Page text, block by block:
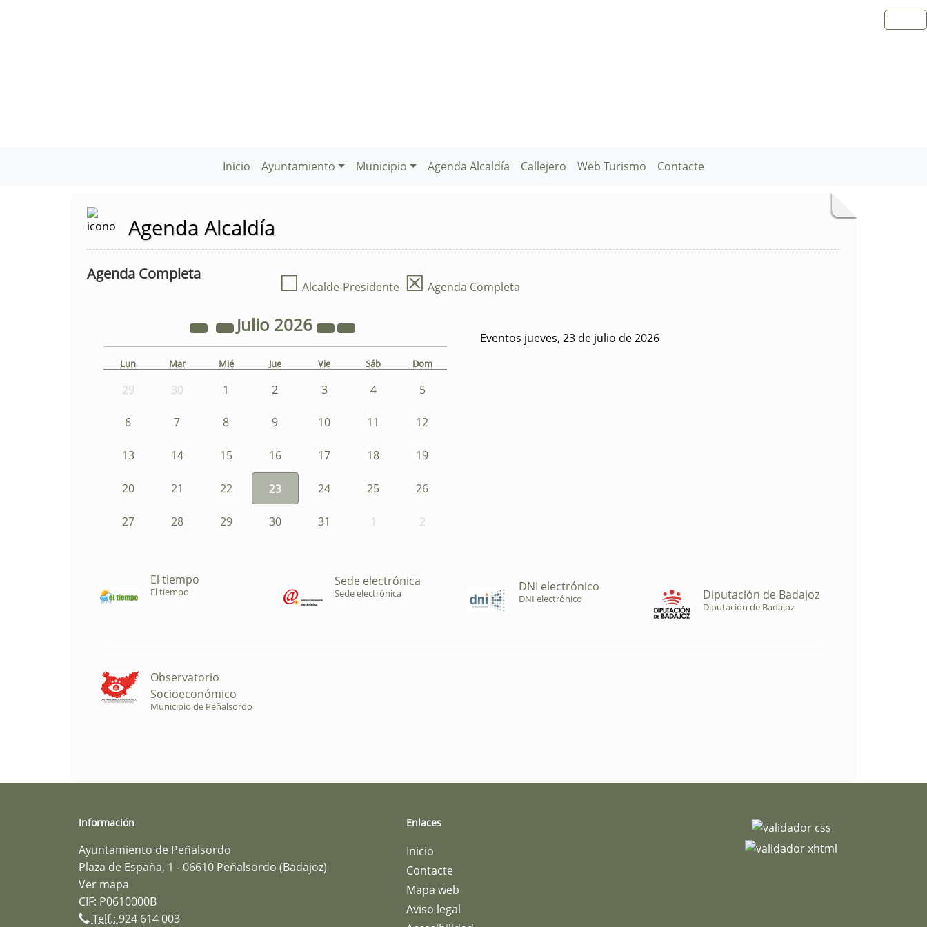
Inicio Ayuntamiento Municipio Agenda Alcaldía Callejero Web Turismo Contacte
Agenda Alcaldía
Agenda Completa ☐ Alcalde-Presidente ☒ Agenda Completa
Julio 2026
Lun Mar Mié Jue Vie Sáb Dom
29 30 1 2 3 4 5
6 7 8 9 10 11 12
13 14 15 16 17 18 19
20 21 22 23 24 25 26
27 28 29 30 31 1 2
Eventos jueves, 23 de julio de 2026
El tiempo
El tiempo
Sede electrónica
Sede electrónica DNI electrónico
DNI electrónico Diputación de Badajoz
Diputación de Badajoz
Observatorio
Socioeconómico
Municipio de Peñalsordo
Información
Ayuntamiento de Peñalsordo
Plaza de España, 1 - 06610 Peñalsordo (Badajoz)
Ver mapa
CIF: P0610000B
Telf.: 924 614 003
Enlaces
Inicio
Contacte
Mapa web
Aviso legal